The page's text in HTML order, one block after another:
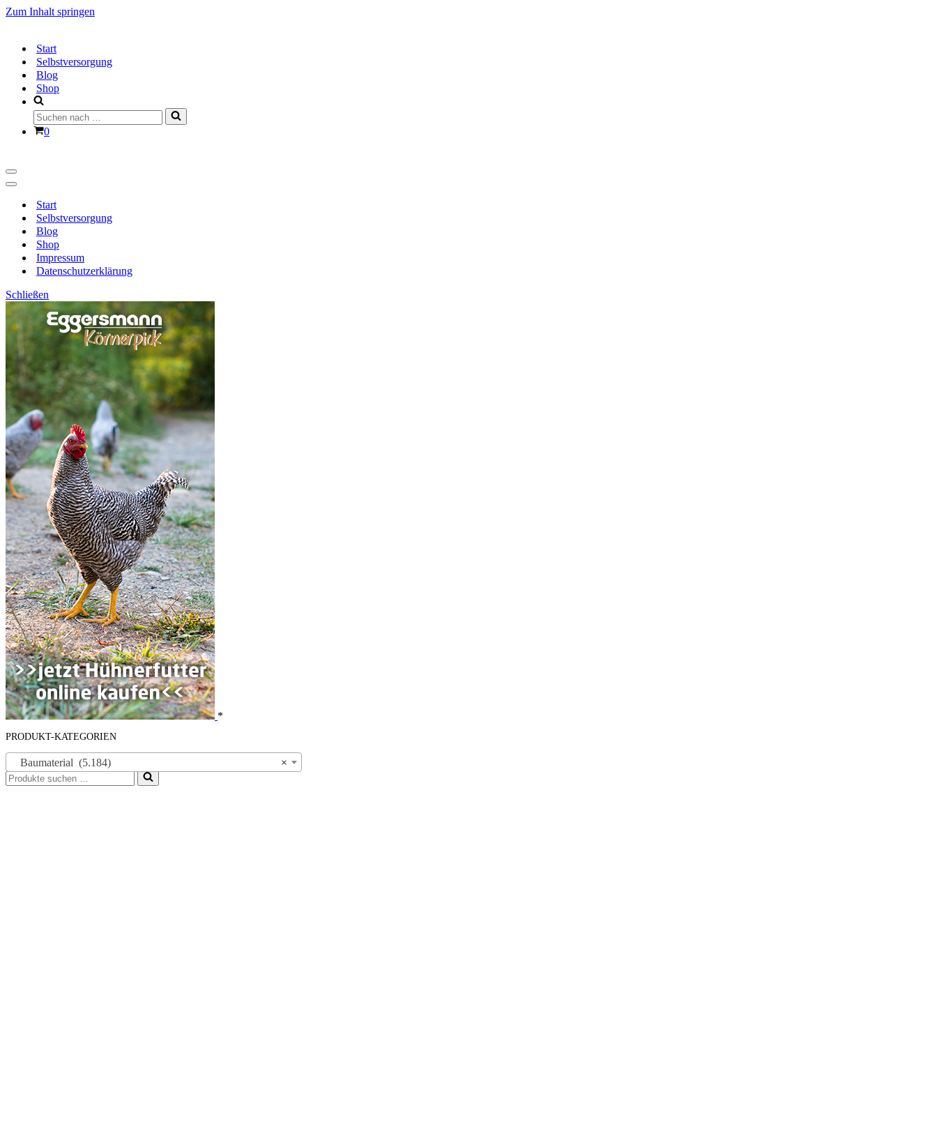
Zum Inhalt springen
Start
Selbstversorgung
Blog
Shop
Suchen
nach …
Warenkorb
0
Navigationsmenü
Navigationsmenü
Start
Selbstversorgung
Blog
Shop
Impressum
Datenschutzerklärung
Schließen
*
PRODUKT-KATEGORIEN
×
Baumaterial (5.184)
Suchen
nach …